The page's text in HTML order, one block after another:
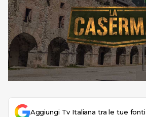
Aggiungi Tv Italiana tra le tue